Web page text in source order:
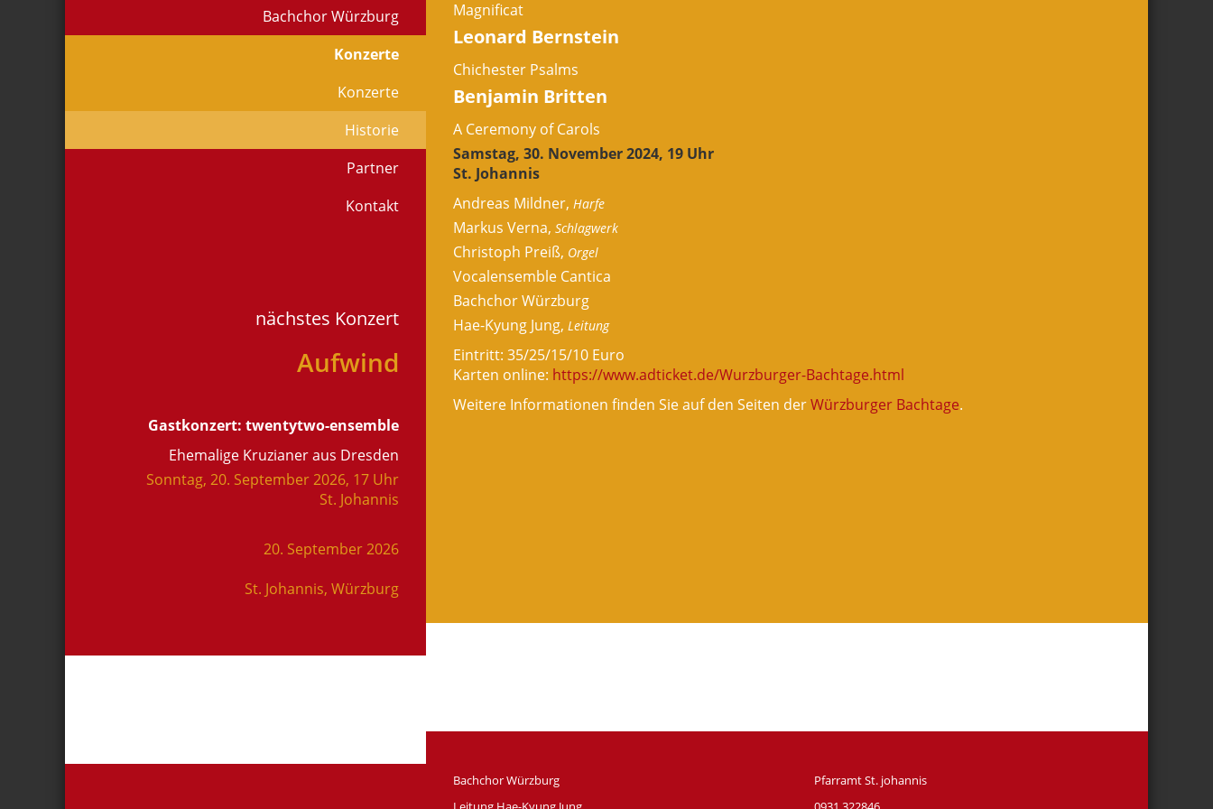
Magnificat
Leonard Bernstein
Chichester Psalms
Benjamin Britten
A Ceremony of Carols
Samstag, 30. November 2024, 19 Uhr
St. Johannis
Andreas Mildner, Harfe
Markus Verna, Schlagwerk
Christoph Preiß, Orgel
Vocalensemble Cantica
Bachchor Würzburg
Hae-Kyung Jung, Leitung
Eintritt: 35/25/15/10 Euro
Karten online: https://www.adticket.de/Wurzburger-Bachtage.html
Weitere Informationen finden Sie auf den Seiten derWürzburger Bachtage.
Bachchor Würzburg
Pfarramt St. johannis
Bachchor Würzburg
Konzerte
Konzerte
Historie
Partner
Kontakt
nächstes Konzert
Aufwind
Gastkonzert: twentytwo-ensemble
Ehemalige Kruzianer aus Dresden
Sonntag, 20. September 2026, 17 Uhr
St. Johannis
20. September 2026
St. Johannis, Würzburg